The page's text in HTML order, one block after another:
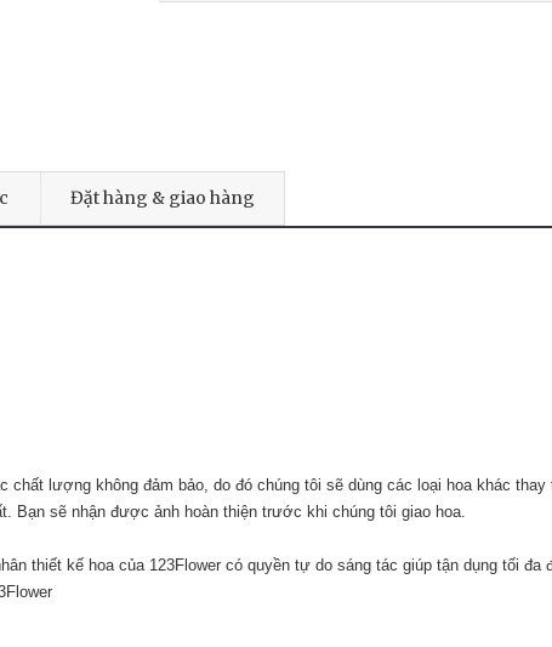
Đặt hàng & giao hàng
lượng không đảm bảo, do đó chúng tôi sẽ dùng các loại hoa khác
Bạn sẽ nhận được ảnh hoàn thiện trước khi chúng tôi giao hoa.
thiết kế hoa của 123Flower có quyền tự do sáng tác giúp tận dụng tối